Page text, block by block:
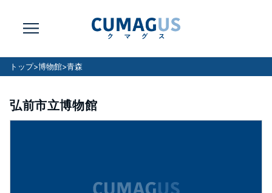
トップ>博物館>青森
弘前市立博物館